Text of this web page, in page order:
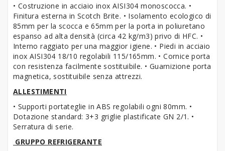
• Costruzione in acciaio inox AISI304 monoscocca. •
Finitura esterna in Scotch Brite. • Isolamento ecologico di
85mm per la scocca e 65mm per la porta in poliuretano
espanso ad alta densità (circa 42 kg/m3) privo di HFC. •
Interno raggiato per una maggior igiene. • Piedi in acciaio
inox AISI304 18/10 regolabili 115/165mm. • Cornice porta
con resistenza facilmente sostituibile. • Guarnizione porta
magnetica, sostituibile senza attrezzi.
ALLESTIMENTI
• Supporti portateglie in ABS regolabili ogni 80mm. •
Dotazione standard: 3+3 griglie plastificate GN 2/1. •
Serratura di serie.
GRUPPO REFRIGERANTE